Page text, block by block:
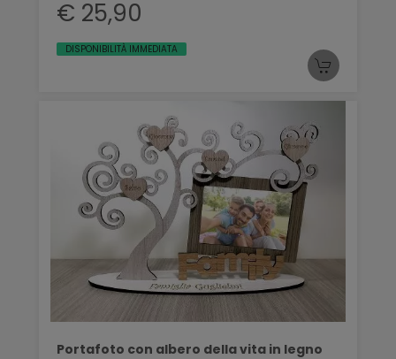
€ 25,90
DISPONIBILITÀ IMMEDIATA
Portafoto con albero della vita in legno